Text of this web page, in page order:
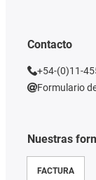
Nuestras
FACTURA
Contacto
+54-(0)11-
Formulario